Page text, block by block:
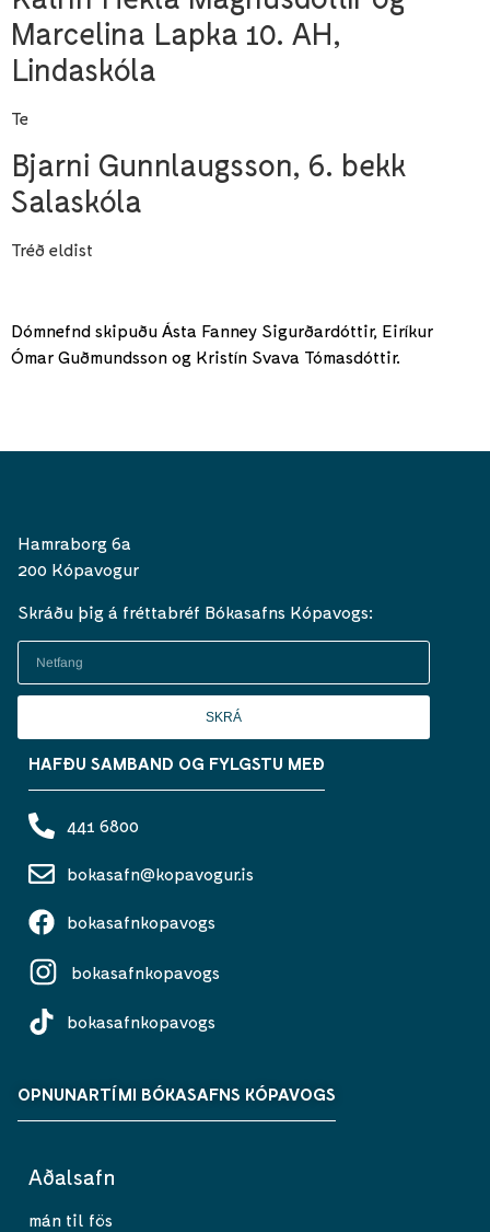
Marcelina Lapka 10. AH,
Lindaskóla
Te
Bjarni Gunnlaugsson, 6. bekk
Salaskóla
Tréð eldist
Dómnefnd skipuðu Ásta Fanney Sigurðardóttir, Eiríkur
Ómar Guðmundsson og Kristín Svava Tómasdóttir.
Hamraborg 6a
200 Kópavogur
Skráðu þig á fréttabréf Bókasafns Kópavogs:
SKRÁ
HAFÐU SAMBAND OG FYLGSTU MEÐ
441 6800
bokasafn@kopavogur.is
bokasafnkopavogs
bokasafnkopavogs
bokasafnkopavogs
OPNUNARTÍMI BÓKASAFNS KÓPAVOGS
Aðalsafn
mán til fös